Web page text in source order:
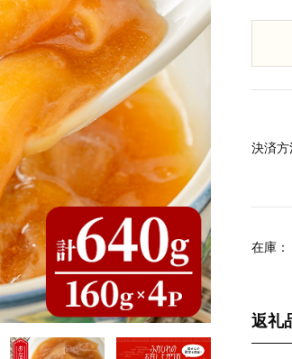
在庫：
返礼
決済方